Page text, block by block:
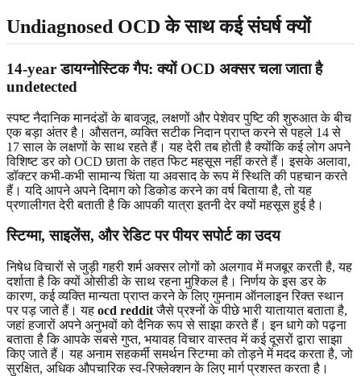
Undiagnosed OCD के साथ कई संघर्ष क्यों
14-year डायग्नोस्टिक गैप: क्यों OCD अक्सर चला जाता है
undetected
स्पष्ट नैदानिक मानदंडों के बावजूद, लक्षणों और पेशेवर पुष्टि की शुरुआत के बीच
एक बड़ा अंतर है। औसतन, व्यक्ति सटीक निदान प्राप्त करने से पहले 14 से
17 साल के लक्षणों के साथ रहते हैं। यह देरी तब होती है क्योंकि कई लोग अपने
विशिष्ट डर को OCD छाता के तहत फिट महसूस नहीं करते हैं। इसके अलावा,
डॉक्टर कभी-कभी सामान्य चिंता या अवसाद के रूप में स्थिति की पहचान करते
हैं। यदि आपने अपने दिमाग को डिकोड करने का वर्ष बिताया है, तो यह
प्रणालीगत देरी बताती है कि आपकी यात्रा इतनी देर क्यों महसूस हुई है।
स्टिग्मा, साइलेंस, और रेडिट पर पीयर सपोर्ट का उदय
निषेध विचारों से जुड़ी गहरी शर्म अक्सर लोगों को अलगाव में मजबूर करती है, यह
दर्शाता है कि क्यों ओसीडी के साथ रहना मुश्किल है। निर्णय के इस डर के
कारण, कई व्यक्ति मान्यता प्राप्त करने के लिए गुमनाम ऑनलाइन रिक्त स्थान
पर पड़ जाते हैं। यह ocd redditजैसे प्रश्नों के पीछे भारी यातायात बताता है,
जहां हजारों अपने अनुभवों को दैनिक रूप से साझा करते हैं। इन धागे को पढ़ना
बताता है कि आपके सबसे गुप्त, भयावह विचार वास्तव में कई दूसरों द्वारा साझा
किए जाते हैं। यह अनाम सहकर्मी समर्थन स्टिग्मा को तोड़ने में मदद करता है, जो
सुरक्षित, अधिक औपचारिक स्व-रिफ्लेक्शन के लिए मार्ग प्रशस्त करता है।